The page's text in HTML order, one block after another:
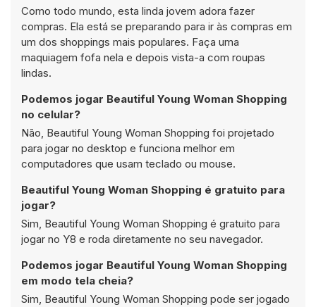
Como todo mundo, esta linda jovem adora fazer
compras. Ela está se preparando para ir às compras em
um dos shoppings mais populares. Faça uma
maquiagem fofa nela e depois vista-a com roupas
lindas.
Podemos jogar Beautiful Young Woman Shopping
no celular?
Não, Beautiful Young Woman Shopping foi projetado
para jogar no desktop e funciona melhor em
computadores que usam teclado ou mouse.
Beautiful Young Woman Shopping é gratuito para
jogar?
Sim, Beautiful Young Woman Shopping é gratuito para
jogar no Y8 e roda diretamente no seu navegador.
Podemos jogar Beautiful Young Woman Shopping
em modo tela cheia?
Sim, Beautiful Young Woman Shopping pode ser jogado